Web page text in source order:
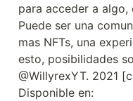
para acceder a algo,
Puede ser una
mas NFTs, una
esto, posibilidades
@WillyrexYT. 2021